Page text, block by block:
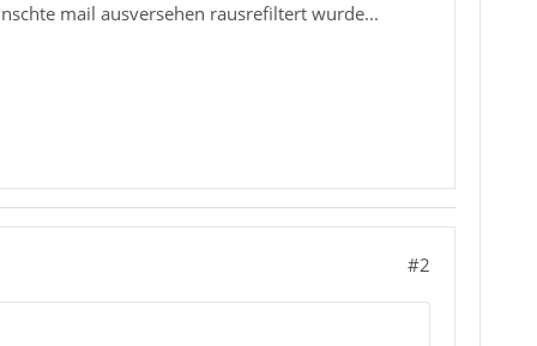
mail ausversehen rausrefiltert wurde...
#2